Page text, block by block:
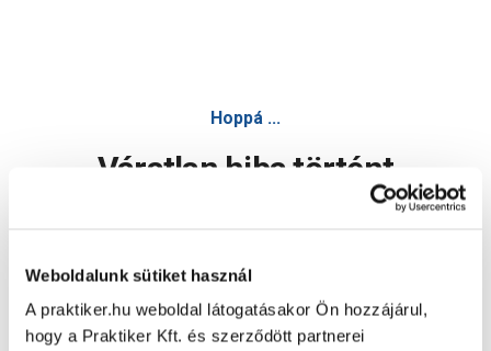
Weboldalunk sütiket használ
A praktiker.hu weboldal látogatásakor Ön hozzájárul,
hogy a Praktiker Kft. és szerződött partnerei
Hoppá ...
Váratlan hiba történt
Oldal újratöltése